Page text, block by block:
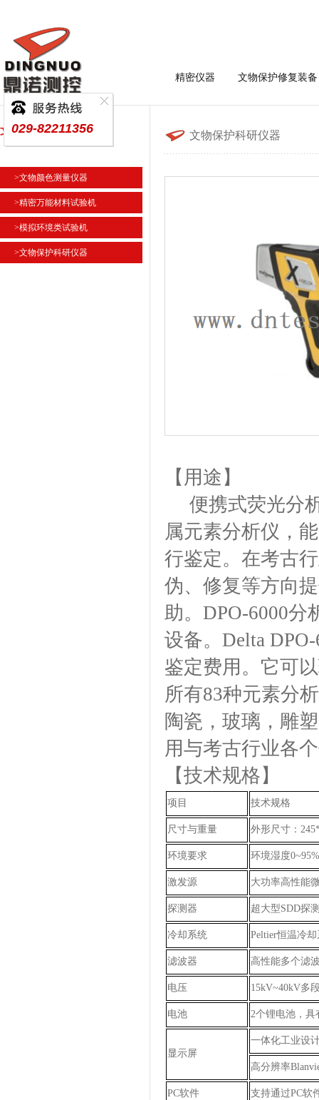
精密仪器 文物保护修复装备
文物保护科研仪器
>文物颜色测量仪器
>精密万能材料试验机
>模拟环境类试验机
>文物保护科研仪器
文物保护科研仪器
【 用途 】
便携式荧光分析
属元素分析仪，
行鉴定。在考古
伪、修复等方向
助。DPO-6000分
设备。Delta
鉴定费用。它可
所有83种元素分
陶瓷，玻璃，雕
用与考古行业各
【技术规格 】
项目 技术规格
尺寸与重量 外形尺寸：
环境要求 环境湿度
激发源 大功率高性能
探测器 超大型SDD探
冷却系统 Peltier恒温冷
滤波器 高性能多个滤
电压 15kV~40kV多
电池 2个锂电池，
显示屏
一体化工业设
高分辨率
PC软件 支持通过PC软
029-82211356